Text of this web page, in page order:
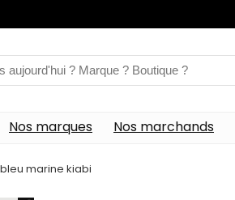
Nos marques Nos marchands
marine kiabi